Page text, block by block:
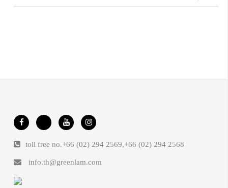
toll free no.+66 (02) 294 2569,+66 (02) 294 2568
info.th@greenlam.com